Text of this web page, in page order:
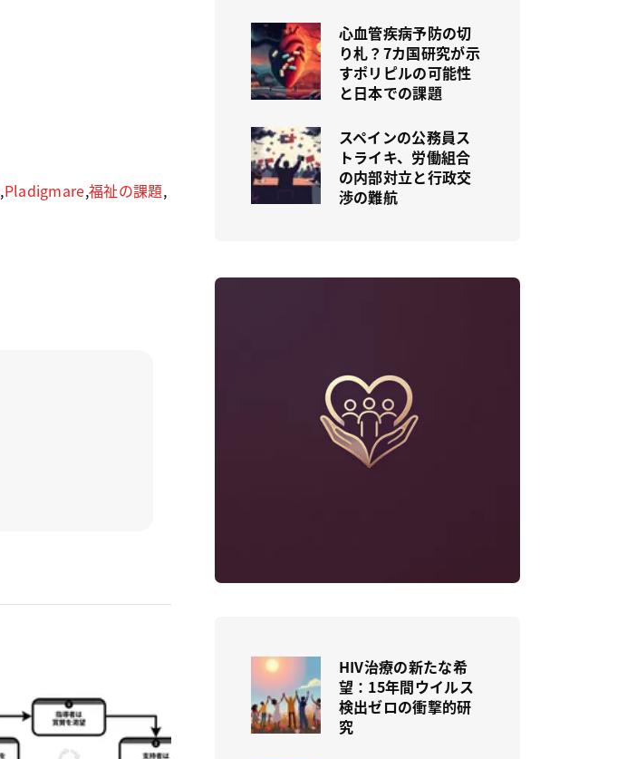
,Pladigmare,福祉の課題,
心血管疾病予防の切
り札？7カ国研究が示
すポリピルの可能性
と日本での課題
スペインの公務員ス
トライキ、労働組合
の内部対立と行政交
渉の難航
HIV治療の新たな希
望：15年間ウイルス
検出ゼロの衝撃的研
究